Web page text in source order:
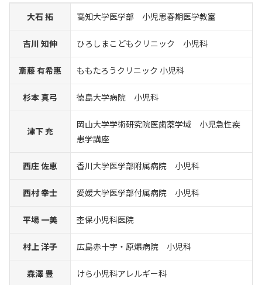
大石 拓 高知大学医学部 小児思春期医学教室
吉川 知伸 ひろしまこどもクリニック 小児科
斎藤 有希惠 ももたろうクリニック 小児科
杉本 真弓 徳島大学病院 小児科
津下 充
岡山大学学術研究院医歯薬学域 小児急性疾
患学講座
西庄 佐恵 香川大学医学部附属病院 小児科
西村 幸士 愛媛大学医学部付属病院 小児科
平場 一美 杢保小児科医院
村上 洋子 広島赤十字・原爆病院 小児科
森澤 豊 けら小児科アレルギー科